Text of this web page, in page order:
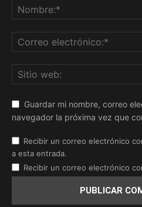
Guardar mi nombre, correo
navegador la próxima vez que
Recibir un correo electrónico
a esta entrada.
Recibir un correo electrónico